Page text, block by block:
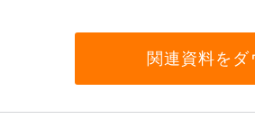
関連資料をダ